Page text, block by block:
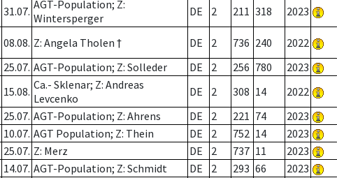
31.07. AGT-Population; Z:
Wintersperger
DE 2 211 318 2023
08.08. Z: Angela Tholen † DE 2 736 240 2022
25.07. AGT-Population; Z: Solleder DE 2 256 780 2023
15.08. Ca.- Sklenar; Z: Andreas
Levcenko
DE 2 308 14 2022
25.07. AGT-Population; Z: Ahrens DE 2 221 74 2023
10.07. AGT Population; Z: Thein DE 2 752 14 2023
25.07. Z: Merz DE 2 737 11 2023
14.07. AGT-Population; Z: Schmidt DE 2 293 66 2023